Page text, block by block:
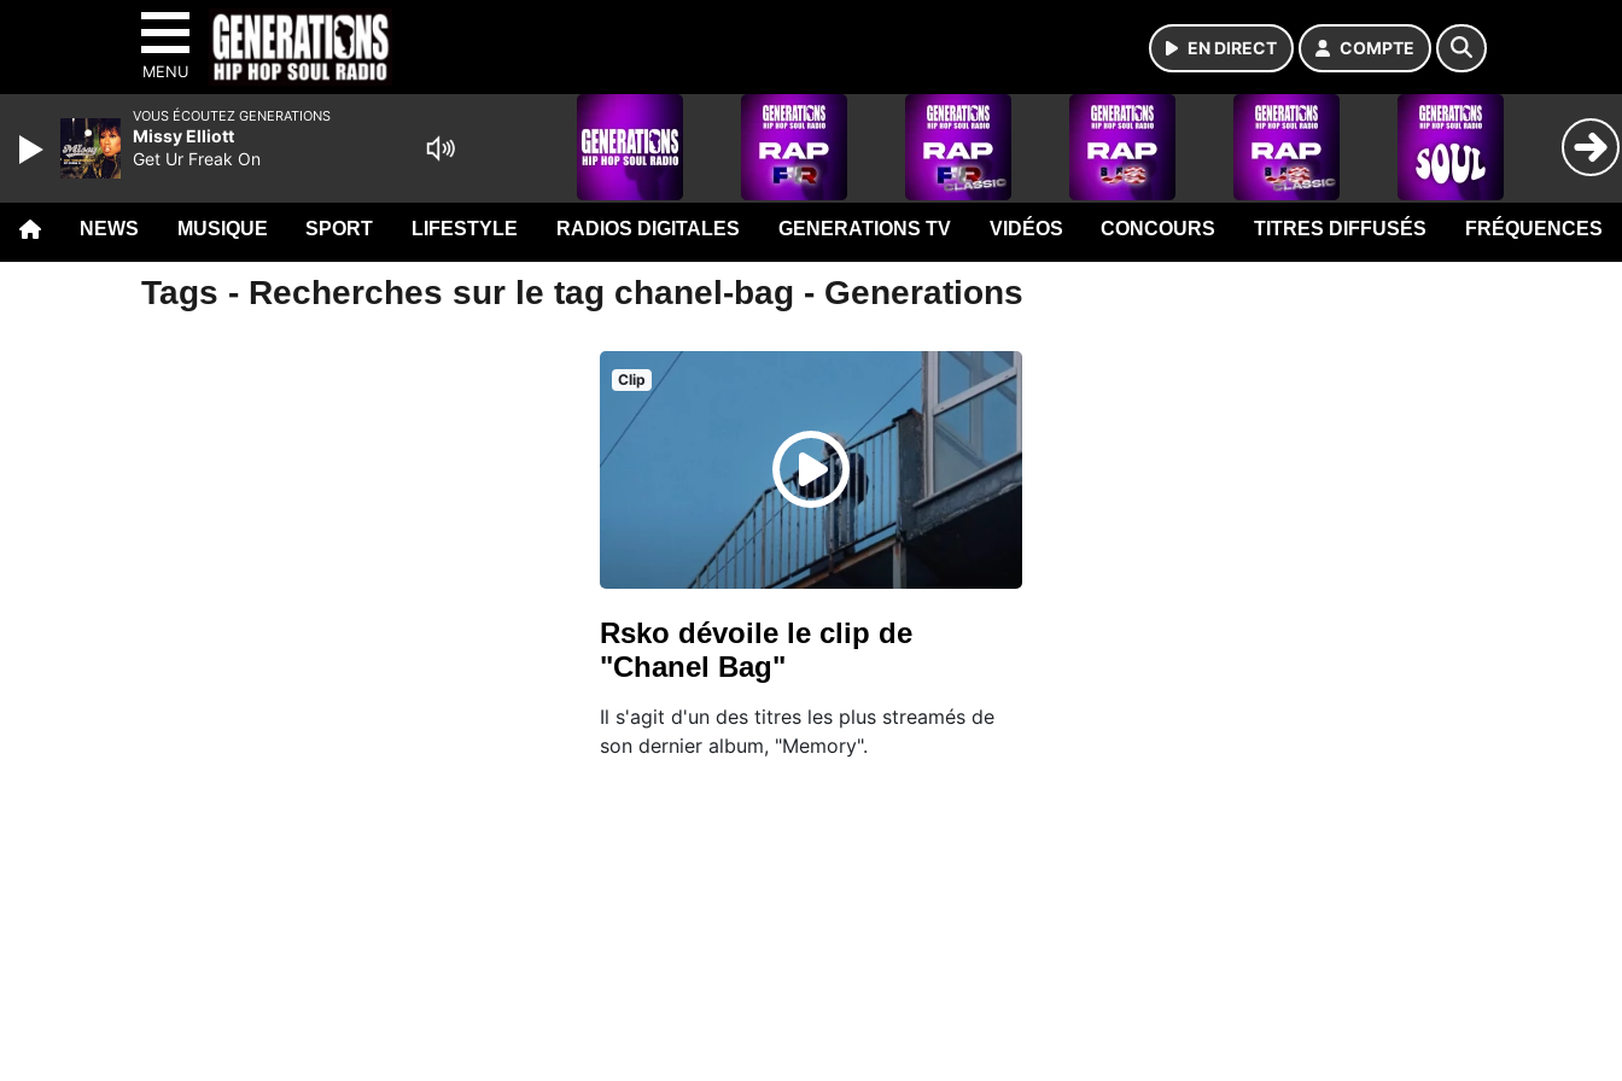
MENU
EN DIRECT COMPTE
NEWS MUSIQUE SPORT LIFESTYLE RADIOS DIGITALES GENERATIONS TV VIDÉOS CONCOURS TITRES DIFFUSÉS FRÉQUENCES
Tags - Recherches sur le tag chanel-bag - Generations
Clip
Rsko dévoile le clip de
"Chanel Bag"
Il s'agit d'un des titres les plus streamés de
son dernier album, "Memory".
VOUS ÉCOUTEZ GENERATIONS
Missy Elliott
Get Ur Freak On